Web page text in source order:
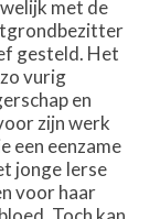
met de
gesteld. Het
vurig
en
zijn werk
een eenzame
jonge Ierse
voor haar